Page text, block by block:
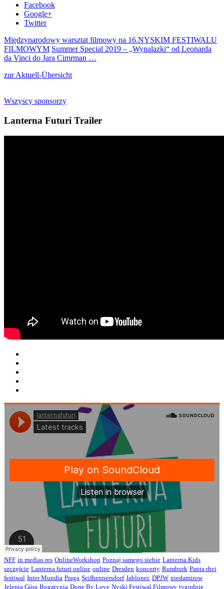
Facebook
Google+
Twitter
Międzynarodowy warsztat filmowy na 16.NYSKIM FESTIWALU
FILMOWYM Summer Special 2019 – „Wynalazki“ od Leonarda
da Vinci do Jara Cimrman …
zur Aktuell-Übersicht
Wszyscy sponsorzy
Lanterna Futuri Trailer
NFF in medias res OnlineWorkshop Poznaj samego siebie Lanterna Kids
szczęście Lanterna futuri online online Dresden koncerty Rumburk Panta rhei
festiwal Inter Mundia Praga Seifhennersdorf Jablonec DPJW niedamirow
Jelenia Góra Bogatynia Done By Love Nyski Festiwal Filmowy tygodnie